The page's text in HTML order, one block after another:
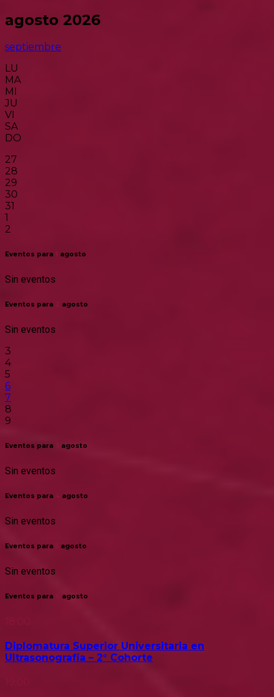
agosto 2026
septiembre
LU
MA
MI
JU
VI
SA
DO
27
28
29
30
31
1
2
Eventos para agosto
Sin eventos
Eventos para agosto
Sin eventos
3
4
5
6
7
8
9
Eventos para agosto
Sin eventos
Eventos para agosto
Sin eventos
Eventos para agosto
Sin eventos
Eventos para agosto
Diplomatura Superior Universitaria en
Ultrasonografía – 2° Cohorte